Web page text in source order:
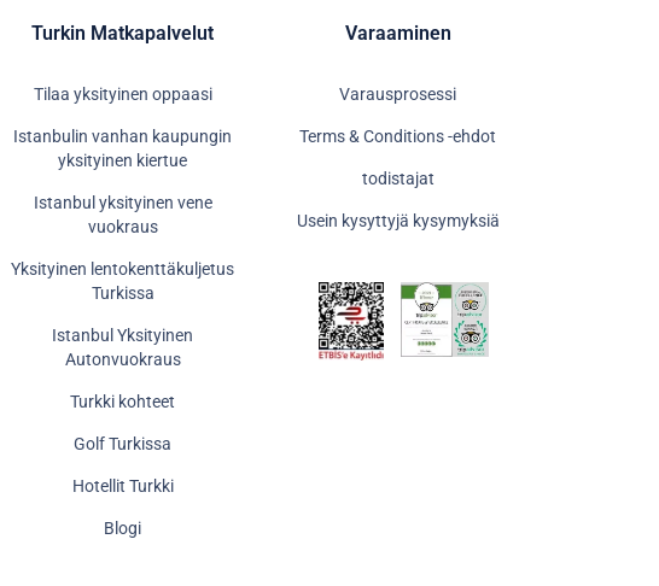
Turkin Matkapalvelut
Tilaa yksityinen oppaasi
Istanbulin vanhan kaupungin
yksityinen kiertue
Istanbul yksityinen vene
vuokraus
Yksityinen lentokenttäkuljetus
Turkissa
Istanbul Yksityinen
Autonvuokraus
Turkki kohteet
Golf Turkissa
Hotellit Turkki
Blogi
Varaaminen
Varausprosessi
Terms & Conditions -ehdot
todistajat
Usein kysyttyjä kysymyksiä